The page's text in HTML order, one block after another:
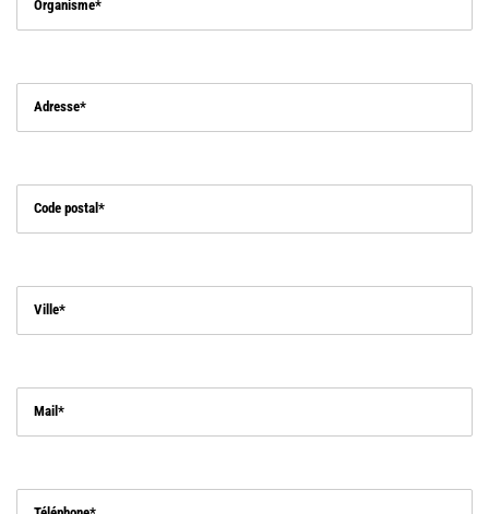
Organisme
Adresse
Code postal
Ville
Mail